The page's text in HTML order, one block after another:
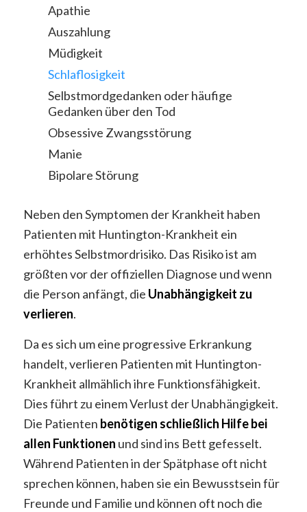
Apathie
Auszahlung
Müdigkeit
Schlaflosigkeit
Selbstmordgedanken oder häufige
Gedanken über den Tod
Obsessive Zwangsstörung
Manie
Bipolare Störung
Neben den Symptomen der Krankheit haben
Patienten mit Huntington-Krankheit ein
erhöhtes Selbstmordrisiko. Das Risiko ist am
größten vor der offiziellen Diagnose und wenn
die Person anfängt, die Unabhängigkeit zu
verlieren.
Da es sich um eine progressive Erkrankung
handelt, verlieren Patienten mit Huntington-
Krankheit allmählich ihre Funktionsfähigkeit.
Dies führt zu einem Verlust der Unabhängigkeit.
Die Patienten benötigen schließlich Hilfe bei
allen Funktionen und sind ins Bett gefesselt.
Während Patienten in der Spätphase oft nicht
sprechen können, haben sie ein Bewusstsein für
Freunde und Familie und können oft noch die